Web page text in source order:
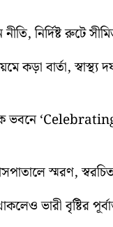
নির্দিষ্ট রুটে
কড়া বার্তা,
ভবনে
স্মরণ, স্বরচিত
ভারী বৃষ্টির